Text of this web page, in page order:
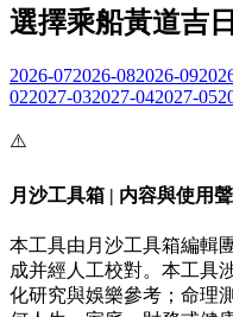
選擇乘船黃道吉
2026-072026-082026-09
022027-032027-042027-05
⚠️
月沙工具箱 | 内容與使用
本工具由月沙工具箱編輯
成并經人工校對。本工具
化研究與娛樂參考；命理